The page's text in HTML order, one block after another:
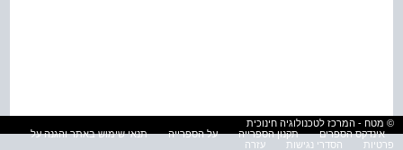
© מטח - המרכז לטכנולוגיה חינוכית
אינדקס הספרים
תקנון הספרייה על הספרייה
תנאי שימוש באתר והגנה על
פרטיות
הסדרי נגישות עזרה